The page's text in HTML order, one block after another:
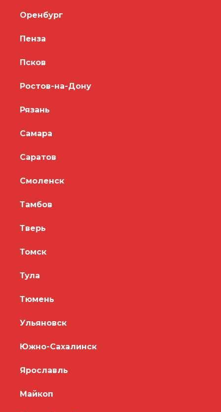
Оренбург
Пенза
Псков
Ростов-на-Дону
Рязань
Самара
Саратов
Смоленск
Тамбов
Тверь
Томск
Тула
Тюмень
Ульяновск
Южно-Сахалинск
Ярославль
Майкоп